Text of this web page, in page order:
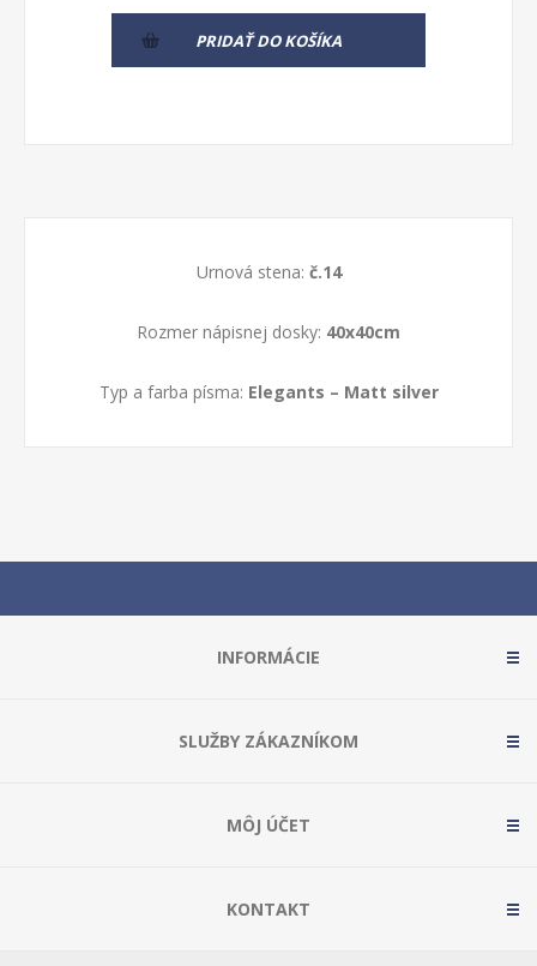
PRIDAŤ DO KOŠÍKA
Urnová stena: č.14
Rozmer nápisnej dosky: 40x40cm
Typ a farba písma: Elegants – Matt silver
INFORMÁCIE
SLUŽBY ZÁKAZNÍKOM
MÔJ ÚČET
KONTAKT